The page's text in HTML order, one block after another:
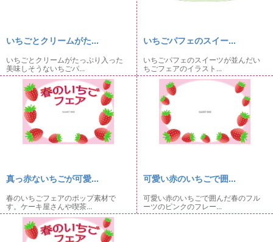
いちごとクリームがた...
いちごとクリームがたっぷり入った
美味しそうないちごパ...
いちごパフェのスイー...
いちごパフェのスイーツが並んだい
ちごフェアのイラスト...
真っ赤ないちごが可愛...
春のいちごフェアのポップ素材で
す。ケーキ屋さんや喫茶...
可愛い赤のいちごで囲...
可愛い赤のいちごで囲んだ春のフル
ーツのピンクのフレー...